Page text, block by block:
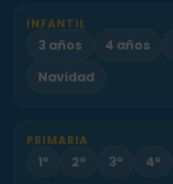
INFANTIL
3 años 4 años
Navidad
PRIMARIA
1º 2º 3º 4º